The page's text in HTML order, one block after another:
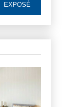
EXPOSÉ